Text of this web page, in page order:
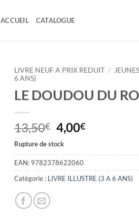
ACCUEIL CATALOGUE
LIVRE NEUF A PRIX REDUIT /
6 ANS)
LE DOUDOU DU
13,50€ Le
prix
initial
était :
13,50€.
4,00€Le
actuel
4,00€.
Rupture de stock
EAN: 9782378622060
Catégorie : LIVRE ILLUSTRE (3 A 6 ANS)